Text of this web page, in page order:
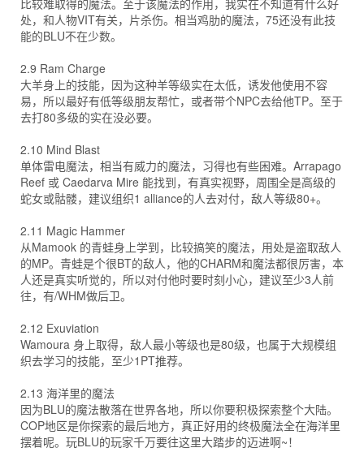
比较难取得的魔法。至于该魔法的作用，我实在不知道有什么好
处，和人物VIT有关，片杀伤。相当鸡肋的魔法，75还没有此技
能的BLU不在少数。
2.9 Ram Charge
大羊身上的技能，因为这种羊等级实在太低，诱发他使用不容
易，所以最好有低等级朋友帮忙，或者带个NPC去给他TP。至于
去打80多级的实在没必要。
2.10 Mind Blast
单体雷电魔法，相当有威力的魔法，习得也有些困难。Arrapago
Reef 或 Caedarva Mire 能找到，有真实视野，周围全是高级的
蛇女或骷髅，建议组织1 alliance的人去对付，敌人等级80+。
2.11 Magic Hammer
从Mamook 的青蛙身上学到，比较搞笑的魔法，用处是盗取敌人
的MP。青蛙是个很BT的敌人，他的CHARM和魔法都很厉害，本
人还是真实听觉的，所以对付他时要时刻小心，建议至少3人前
往，有/WHM做后卫。
2.12 Exuviation
Wamoura 身上取得，敌人最小等级也是80级，也属于大规模组
织去学习的技能，至少1PT推荐。
2.13 海洋里的魔法
因为BLU的魔法散落在世界各地，所以你要积极探索整个大陆。
COP地区是你探索的最后地方，真正好用的终极魔法全在海洋里
摆着呢。玩BLU的玩家千万要往这里大踏步的迈进啊~！